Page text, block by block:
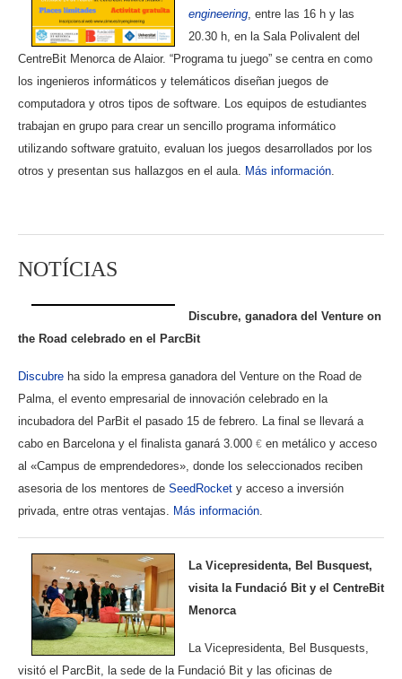
engineering, entre las 16 h y las
20.30 h, en la Sala Polivalent del
CentreBit Menorca de Alaior. “Programa tu juego” se centra en como
los ingenieros informáticos y telemáticos diseñan juegos de
computadora y otros tipos de software. Los equipos de estudiantes
trabajan en grupo para crear un sencillo programa informático
utilizando software gratuito, evaluan los juegos desarrollados por los
otros y presentan sus hallazgos en el aula. Más información.
NOTÍCIAS
Discubre, ganadora del Venture on
the Road celebrado en el ParcBit
Discubre ha sido la empresa ganadora del Venture on the Road de
Palma, el evento empresarial de innovación celebrado en la
incubadora del ParBit el pasado 15 de febrero. La final se llevará a
cabo en Barcelona y el finalista ganará 3.000 € en metálico y acceso
al «Campus de emprendedores», donde los seleccionados reciben
asesoria de los mentores de SeedRocket y acceso a inversión
privada, entre otras ventajas. Más información.
La Vicepresidenta, Bel Busquest,
visita la Fundació Bit y el CentreBit
Menorca
La Vicepresidenta, Bel Busquests,
visitó el ParcBit, la sede de la Fundació Bit y las oficinas de